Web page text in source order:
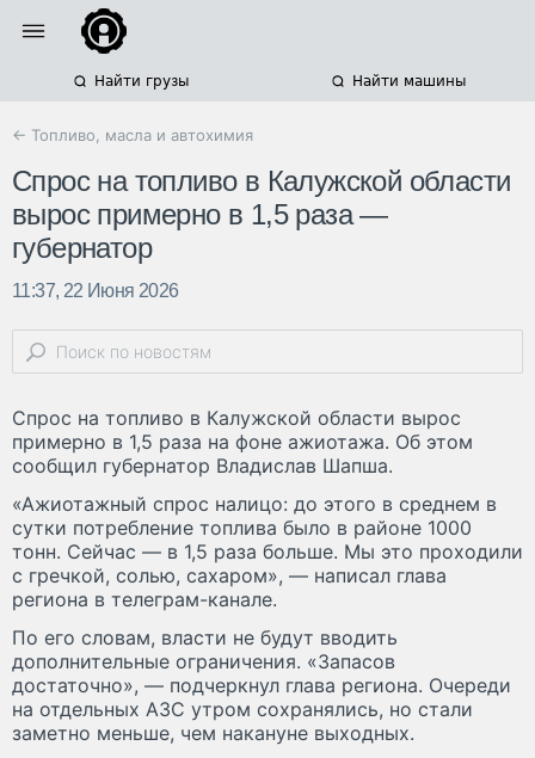
Найти грузы Найти машины
← Топливо, масла и автохимия
Спрос на топливо в Калужской области
вырос примерно в 1,5 раза —
губернатор
11:37, 22 Июня 2026
Спрос на топливо в Калужской области вырос
примерно в 1,5 раза на фоне ажиотажа. Об этом
сообщил губернатор Владислав Шапша.
«Ажиотажный спрос налицо: до этого в среднем в
сутки потребление топлива было в районе 1000
тонн. Сейчас — в 1,5 раза больше. Мы это проходили
с гречкой, солью, сахаром», — написал глава
региона в телеграм-канале.
По его словам, власти не будут вводить
дополнительные ограничения. «Запасов
достаточно», — подчеркнул глава региона. Очереди
на отдельных АЗС утром сохранялись, но стали
заметно меньше, чем накануне выходных.